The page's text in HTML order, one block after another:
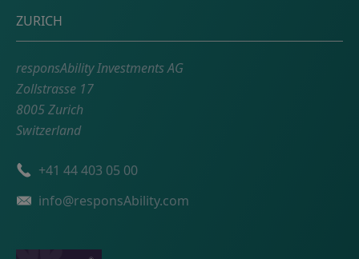
Adresse
ZURICH
responsAbility Investments AG
Zollstrasse 17
8005 Zurich
Switzerland
Telefonnummer
+41 44 403 05 00
Emailinfo@responsAbility.com